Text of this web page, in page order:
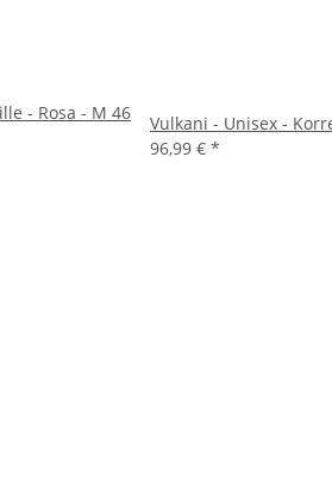
- Rosa - M 46
Vulkani - Unisex -
96,99 € *